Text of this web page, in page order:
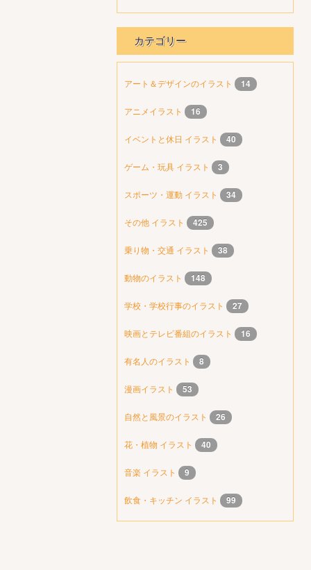
カテゴリー
アート＆デザインのイラスト 14
アニメイラスト 16
イベントと休日 イラスト 40
ゲーム・玩具 イラスト 3
スポーツ・運動 イラスト 34
その他 イラスト 425
乗り物・交通 イラスト 38
動物のイラスト 148
学校・学校行事のイラスト 27
映画とテレビ番組のイラスト 16
有名人のイラスト 8
漫画イラスト 53
自然と風景のイラスト 26
花・植物 イラスト 40
音楽 イラスト 9
飲食・キッチン イラスト 99